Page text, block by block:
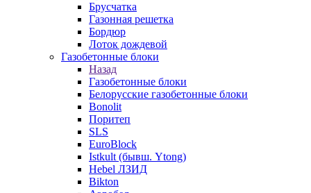
Брусчатка
Газонная решетка
Бордюр
Лоток дождевой
Газобетонные блоки
Назад
Газобетонные блоки
Белорусские газобетонные блоки
Bonolit
Поритеп
SLS
EuroBlock
Istkult (бывш. Ytong)
Hebel ЛЗИД
Bikton